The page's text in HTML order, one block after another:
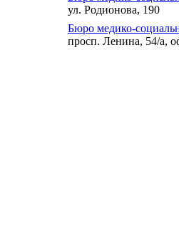
ул. Родионова, 190
Бюро медико-
просп. Ленина, 54/а,